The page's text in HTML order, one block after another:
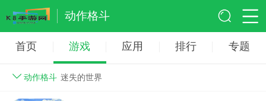
动作格斗
首页 游戏 应用 排行 专题
动作格斗 迷失的世界